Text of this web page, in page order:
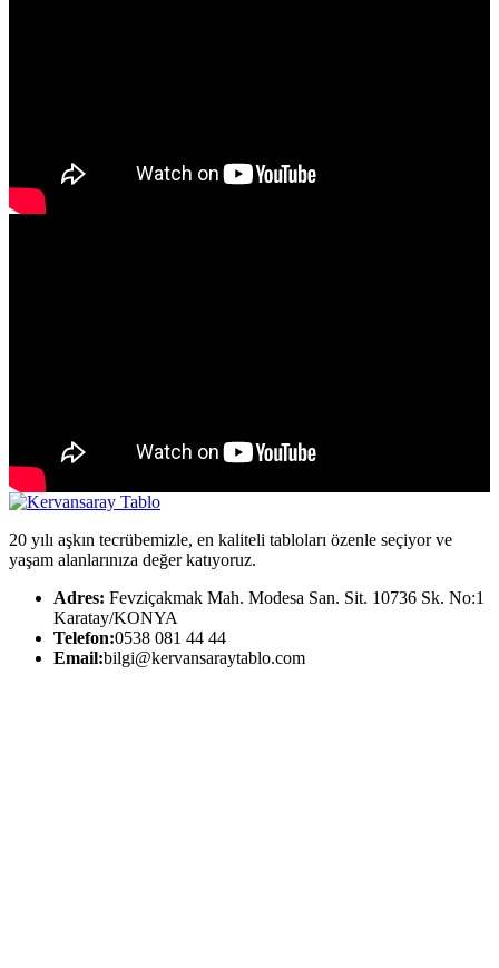
20 yılı aşkın tecrübemizle, en kaliteli tabloları özenle seçiyor ve
yaşam alanlarınıza değer katıyoruz.
Adres: Fevziçakmak Mah. Modesa San. Sit. 10736 Sk. No:1
Karatay/KONYA
Telefon:0538 081 44 44
Email:bilgi@kervansaraytablo.com